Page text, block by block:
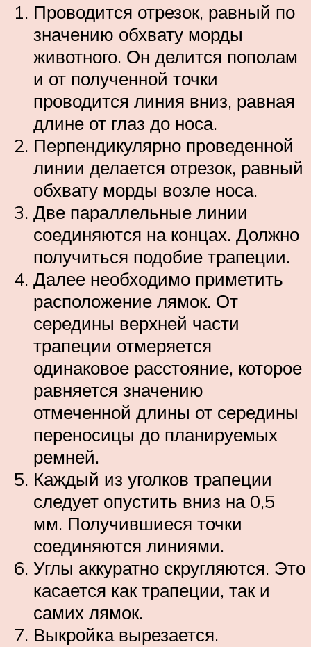
Проводится отрезок, равный по
значению обхвату морды
животного. Он делится пополам
и от полученной точки
проводится линия вниз, равная
длине от глаз до носа.
Перпендикулярно проведенной
линии делается отрезок, равный
обхвату морды возле носа.
Две параллельные линии
соединяются на концах. Должно
получиться подобие трапеции.
Далее необходимо приметить
расположение лямок. От
середины верхней части
трапеции отмеряется
одинаковое расстояние, которое
равняется значению
отмеченной длины от середины
переносицы до планируемых
ремней.
Каждый из уголков трапеции
следует опустить вниз на 0,5
мм. Получившиеся точки
соединяются линиями.
Углы аккуратно скругляются. Это
касается как трапеции, так и
самих лямок.
Выкройка вырезается.